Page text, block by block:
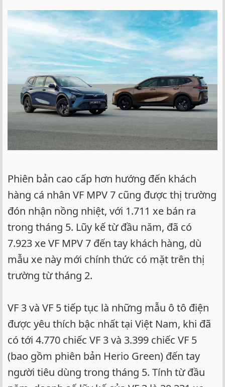
Phiên bản cao cấp hơn hướng đến khách
hàng cá nhân VF MPV 7 cũng được thị trường
đón nhận nồng nhiệt, với 1.711 xe bán ra
trong tháng 5. Lũy kế từ đầu năm, đã có
7.923 xe VF MPV 7 đến tay khách hàng, dù
mẫu xe này mới chính thức có mặt trên thị
trường từ tháng 2.
VF 3 và VF 5 tiếp tục là những mẫu ô tô điện
được yêu thích bậc nhất tại Việt Nam, khi đã
có tới 4.770 chiếc VF 3 và 3.399 chiếc VF 5
(bao gồm phiên bản Herio Green) đến tay
người tiêu dùng trong tháng 5. Tính từ đầu